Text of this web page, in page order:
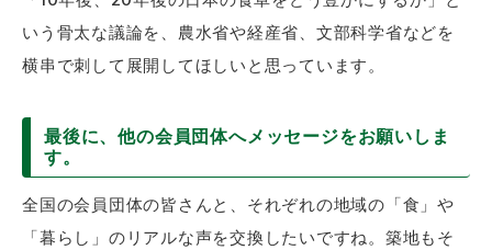
いう骨太な議論を、農水省や経産省、文部科学省などを
横串で刺して展開してほしいと思っています。
最後に、他の会員団体へメッセージをお願いしま
す。
全国の会員団体の皆さんと、それぞれの地域の「食」や
「暮らし」のリアルな声を交換したいですね。築地もそ